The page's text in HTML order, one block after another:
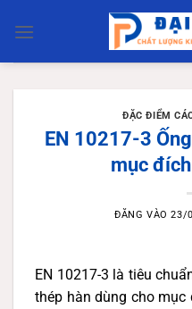
qua
ĐẶC ĐIỂM
EN 10217-3
mục
ĐĂNG VÀO23/
EN 10217-3 là tiêu
thép hàn dùng cho mục